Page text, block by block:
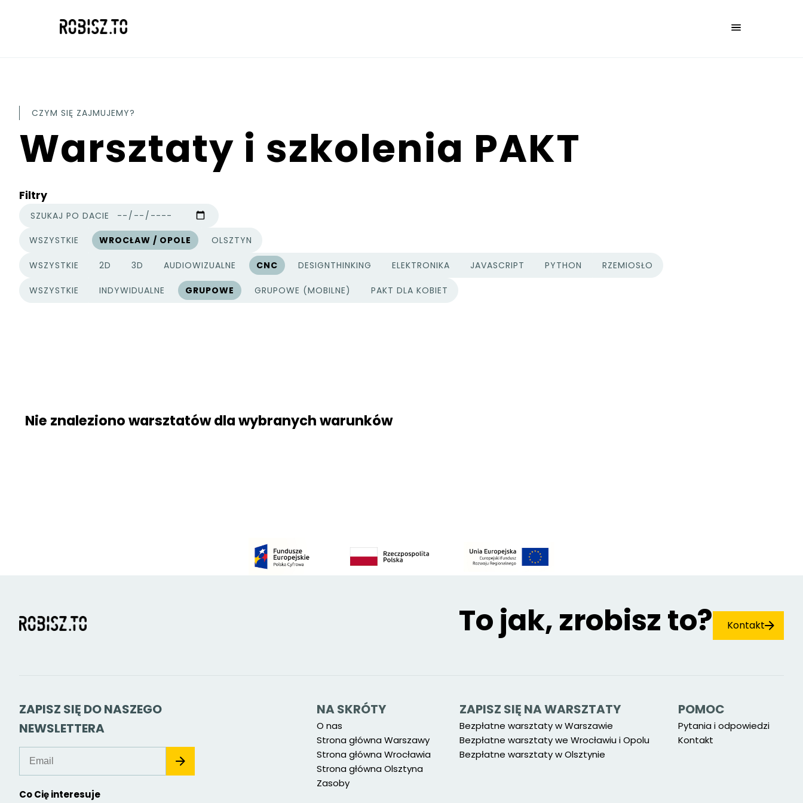
CZYM SIĘ ZAJMUJEMY?
Warsztaty i szkolenia PAKT
Filtry
SZUKAJ PO DACIE
WSZYSTKIE
MIASTA
WROCŁAW / OPOLE OLSZTYN
WSZYSTKIE
KATEGORIE PROJEKTÓW
2D 3D AUDIOWIZUALNE CNC DESIGNTHINKING ELEKTRONIKA JAVASCRIPT PYTHON RZEMIOSŁO
WSZYSTKIE
TYPY PROJEKTÓW
INDYWIDUALNE GRUPOWE GRUPOWE (MOBILNE) PAKT DLA KOBIET
Nie znaleziono warsztatów dla wybranych warunków
To jak, zrobisz to? Kontakt
ZAPISZ SIĘ DO NASZEGO
NEWSLETTERA
Co Cię interesuje
NA SKRÓTY
O nas
Strona główna Warszawy
Strona główna Wrocławia
Strona główna Olsztyna
Zasoby
ZAPISZ SIĘ NA WARSZTATY
Bezpłatne warsztaty w Warszawie
Bezpłatne warsztaty we Wrocławiu i Opolu
Bezpłatne warsztaty w Olsztynie
POMOC
Pytania i odpowiedzi
Kontakt